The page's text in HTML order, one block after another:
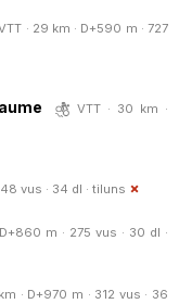
· 29 km · D+590 m · 727
VTT · 30 km ·
vus · 34 dl · tiluns
m · 275 vus · 30 dl ·
· D+970 m · 312 vus · 36